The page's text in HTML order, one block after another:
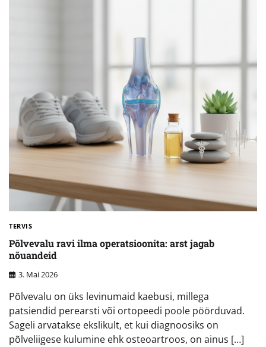
TERVIS
Põlvevalu ravi ilma operatsioonita: arst jagab
nõuandeid
3. Mai 2026
Põlvevalu on üks levinumaid kaebusi, millega
patsiendid perearsti või ortopeedi poole pöörduvad.
Sageli arvatakse ekslikult, et kui diagnoosiks on
põlveliigese kulumine ehk osteoartroos, on ainus […]